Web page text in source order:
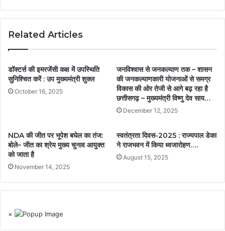
Related Articles
डॉक्टर्स की इमरजेंसी कक्ष में उपस्थिति
सुनिश्चित करें : उप मुख्यमंत्री शुक्ल
October 16, 2025
जनविश्वास से जनकल्याण तक – शासन
की जनकल्याणकारी योजनाओं से समग्र
विकास की ओर तेजी से आगे बढ़ रहा है
छत्तीसगढ़ – मुख्यमंत्री विष्णु देव साय…
December 12, 2025
NDA की जीत पर भूपेश बघेल का तंज:
बोले– जीत का श्रेय मुख्य चुनाव आयुक्त
को जाता है
November 14, 2025
स्वतंत्रता दिवस-2025 : राज्यपाल डेका
ने राजभवन में किया ध्वजारोहण….
August 15, 2025
×